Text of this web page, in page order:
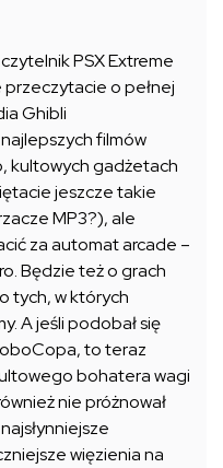
PSX Extreme
o pełnej
Ghibli
filmów
kultowych gadżetach
jeszcze takie
MP3?), ale
za automat arcade –
Będzie też o grach
tych, w których
A jeśli podobał się
to teraz
bohatera wagi
nie próżnował
więzienia na